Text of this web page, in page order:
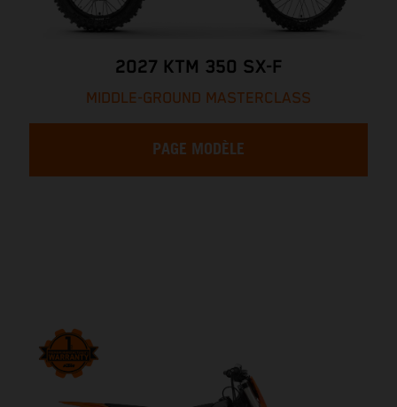
2027 KTM 350 SX-F
MIDDLE-GROUND MASTERCLASS
PAGE MODÈLE